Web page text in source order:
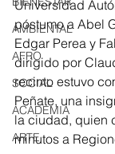
AMBIENTAL
AFRO
SOCIAL
ACADEMIA
ARTE
Universidad
póstumo a Abel
Edgar Perea y
dirigido por
recinto estuvo
Peñate, una
la ciudad, quien
minutos a